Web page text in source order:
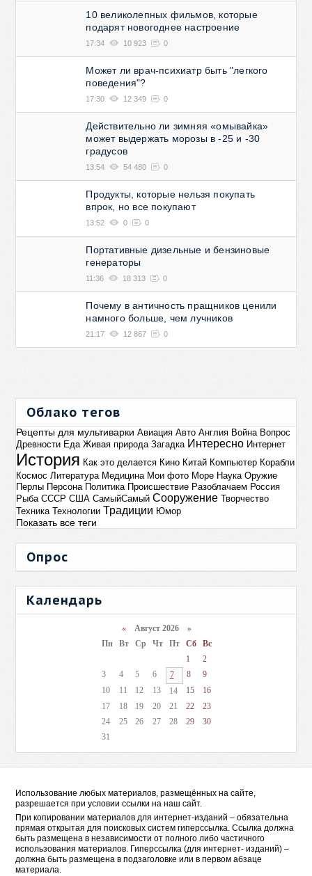
10 великолепных фильмов, которые
подарят новогоднее настроение
17:34 10 923 0
Может ли врач-психиатр быть "легкого
поведения"?
17:30 12 349 0
Действительно ли зимняя «омывайка»
может выдержать морозы в -25 и -30
градусов
13:54 54 480 0
Продукты, которые нельзя покупать
впрок, но все покупают
13:52 0 0
Портативные дизельные и бензиновые
генераторы
11:36 18 313 0
Почему в античность пращников ценили
намного больше, чем лучников
21:17 12 867 0
Облако тегов
Рецепты для мультиварки Авиация Авто Англия Война Вопрос
Древности Еда Живая природа Загадка Интересно Интернет
История Как это делается Кино Китай Компьютер Корабли
Космос Литература Медицина Мои фото Море Наука Оружие
Перлы Персона Политика Происшествие Разоблачаем Россия
Рыба СССР США СамыйСамый Сооружение Творчество
Техника Технологии Традиции Юмор
Показать все теги
Опрос
Календарь
«Август 2026 »
Пн
Вт Ср Чт Пт Сб
Вс
1
2
3
4 5 6 7 8
9
10
11 12 13 14 15
16
17
18 19 20 21 22
23
24
25 26 27 28 29
30
31
Использование любых материалов, размещённых на сайте,
разрешается при условии ссылки на наш сайт.
При копировании материалов для интернет-изданий – обязательна
прямая открытая для поисковых систем гиперссылка. Ссылка должна
быть размещена в независимости от полного либо частичного
использования материалов. Гиперссылка (для интернет- изданий) –
должна быть размещена в подзаголовке или в первом абзаце
материала.